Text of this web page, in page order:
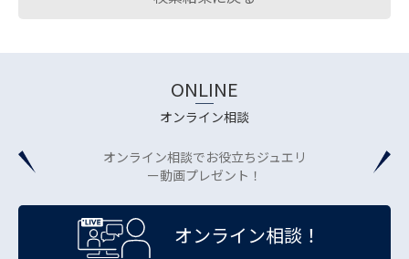
ONLINE
オンライン相談
オンライン相談でお役立ちジュエリ
ー動画プレゼント！
オンライン相談！